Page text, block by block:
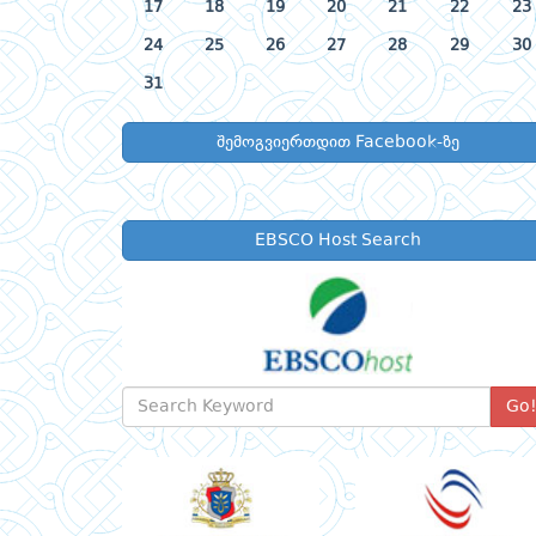
17 18 19 20 21 22 23
24 25 26 27 28 29 30
31
შემოგვიერთდით Facebook-ზე
EBSCO Host Search
Go!